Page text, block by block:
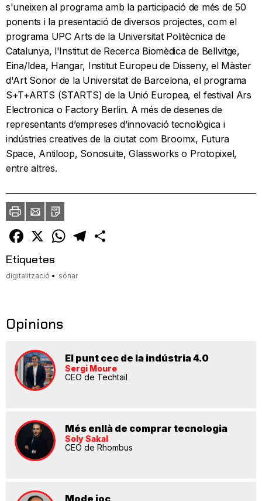
s'uneixen al programa amb la participació de més de 50
ponents i la presentació de diversos projectes, com el
programa UPC Arts de la Universitat Politècnica de
Catalunya, l'Institut de Recerca Biomèdica de Bellvitge,
Eina/Idea, Hangar, Institut Europeu de Disseny, el Màster
d'Art Sonor de la Universitat de Barcelona, ​​el programa
S+T+ARTS (STARTS) de la Unió Europea, el festival Ars
Electronica o Factory Berlin. A més de desenes de
representants d’empreses d’innovació tecnològica i
indústries creatives de la ciutat com Broomx, Futura
Space, Antiloop, Sonosuite, Glassworks o Protopixel,
entre altres.
ImprimirEnvia
un
amic
PDF
Facebook
X WhatsAppTelegram
Etiquetes
digitalització sónar
Opinions
El punt cec de la indústria 4.0
Sergi Moure
CEO de Techtail
Més enllà de comprar tecnologia
Soly Sakal
CEO de Rhombus
Mode joc